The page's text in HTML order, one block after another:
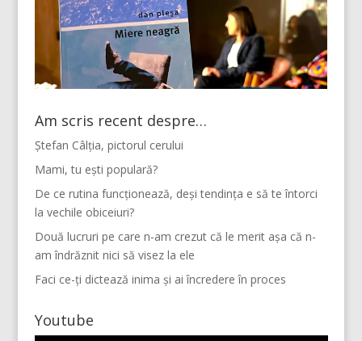
Am scris recent despre…
Ștefan Câlția, pictorul cerului
Mami, tu ești populară?
De ce rutina funcționează, deși tendința e să te întorci
la vechile obiceiuri?
Două lucruri pe care n-am crezut că le merit așa că n-
am îndrăznit nici să visez la ele
Faci ce-ți dictează inima și ai încredere în proces
Youtube